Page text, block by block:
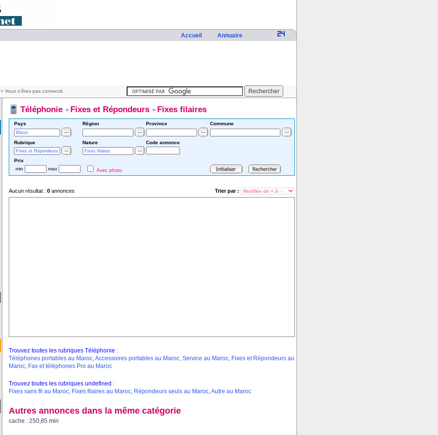
Accueil Annuaire
> Vous n'êtes pas connecté.
Téléphonie> Fixes et Répondeurs> Fixes filaires
Pays Région Province Commune
Rubrique Nature Code annonce
Prix
min
max Avec photo
Aucun résultat : 0annonces Trier par :
Trouvez toutes les rubriques Téléphonie :
Téléphones portables au Maroc,Accessoires portables au Maroc, Service au Maroc, Fixes et Répondeurs au
Maroc, Fax et téléphones Pro au Maroc
Trouvez toutes les rubriques undefined :
Fixes sans fil au Maroc, Fixes filaires au Maroc, Répondeurs seuls au Maroc,Autre au Maroc
Autres annonces dans la même catégorie
cache : 250,85 min